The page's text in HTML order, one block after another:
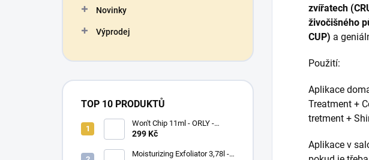
Novinky
Výprodej
TOP 10 PRODUKTŮ
Won't Chip 11ml - ORLY -
vrchní vrstva proti olupování
299 Kč
Moisturizing Exfoliator 3,78l -
zvířatech
živočišného
CUP) a
Použití:
Aplikace
Treatment +
tretment +
Aplikace v